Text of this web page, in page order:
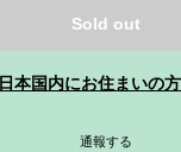
Sold out
日本国内にお住まいの
通報する